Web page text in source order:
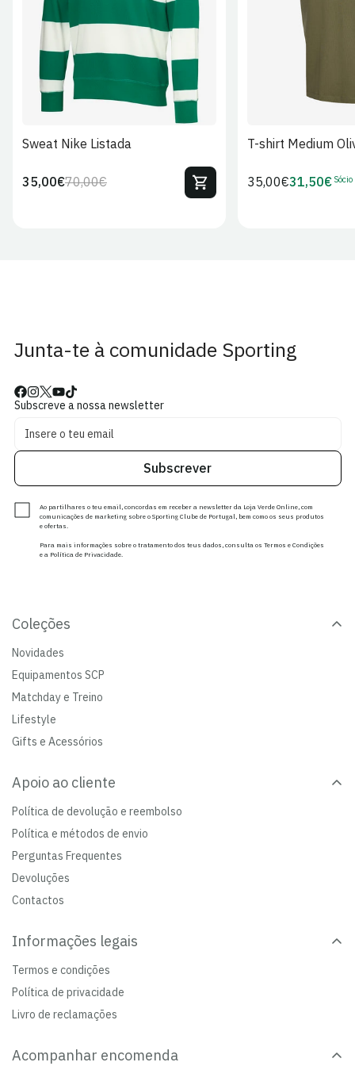
S XL 2XL
Sweat Nike Listada
Preço
70,00€Preço
35,00€
T-shirt Medium
Preço
35,00€Preço
31,50€ Sócio
Junta-te à comunidade Sporting
Subscreve a nossa newsletter
Subscrever
Ao partilhares o teu email, concordas em receber a newsletter da Loja Verde Online, com
comunicações de marketing sobre o Sporting Clube de Portugal, bem como os seus produtos
e ofertas.
Para mais informações sobre o tratamento dos teus dados, consulta os Termos e Condições
e a Política de Privacidade.
Coleções
Novidades
Equipamentos SCP
Matchday e Treino
Lifestyle
Gifts e Acessórios
Apoio ao cliente
Política de devolução e reembolso
Política e métodos de envio
Perguntas Frequentes
Devoluções
Contactos
Informações legais
Termos e condições
Política de privacidade
Livro de reclamações
Acompanhar encomenda